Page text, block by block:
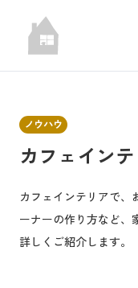
ノウハウ
カフェイン
カフェインテリアで、
ーナーの作り方など、
詳しくご紹介します。